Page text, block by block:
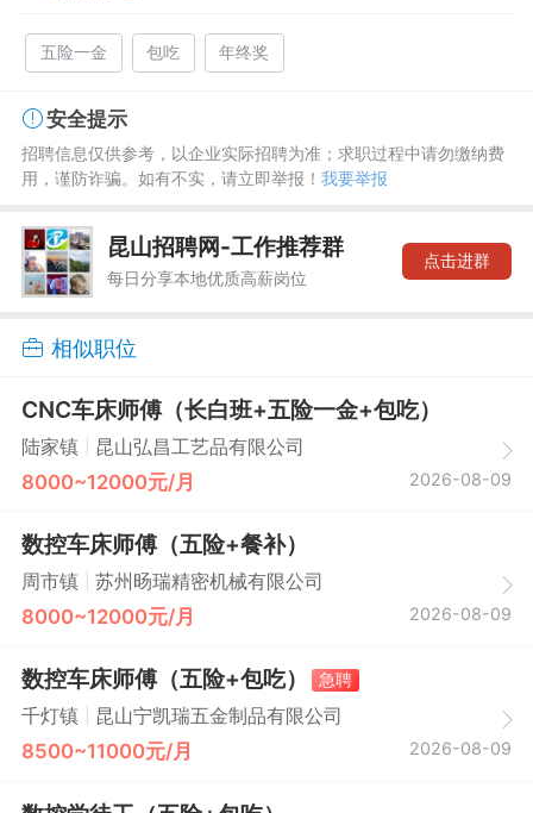
五险一金 包吃 年终奖
安全提示
招聘信息仅供参考，以企业实际招聘为准；求职过程中请勿缴纳费
用，谨防诈骗。如有不实，请立即举报！ 我要举报
昆山招聘网-工作推荐群
每日分享本地优质高薪岗位
点击进群
相似职位
CNC车床师傅（长白班+五险一金+包吃）
陆家镇 昆山弘昌工艺品有限公司
8000~12000元/月 2026-08-09
数控车床师傅（五险+餐补）
周市镇 苏州旸瑞精密机械有限公司
8000~12000元/月 2026-08-09
数控车床师傅（五险+包吃）
急聘
千灯镇
昆山宁凯瑞五金制品有限公司
8500~11000元/月 2026-08-09